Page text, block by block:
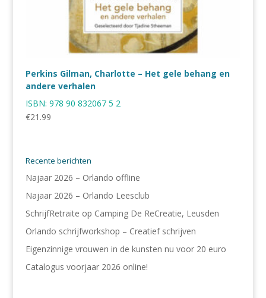
Perkins Gilman, Charlotte – Het gele behang en
andere verhalen
ISBN: 978 90 832067 5 2
€21.99
Recente berichten
Najaar 2026 – Orlando offline
Najaar 2026 – Orlando Leesclub
SchrijfRetraite op Camping De ReCreatie, Leusden
Orlando schrijfworkshop – Creatief schrijven
Eigenzinnige vrouwen in de kunsten nu voor 20 euro
Catalogus voorjaar 2026 online!